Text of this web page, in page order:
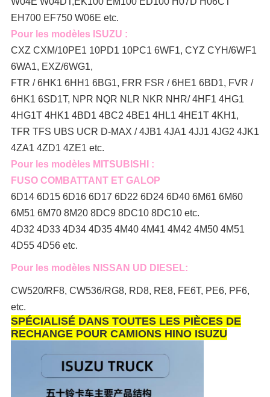
EH700 EF750 W06E etc.
Pour les modèles ISUZU :
CXZ CXM/10PE1 10PD1 10PC1 6WF1, CYZ CYH/6WF1
6WA1, EXZ/6WG1,
FTR / 6HK1 6HH1 6BG1, FRR FSR / 6HE1 6BD1, FVR /
6HK1 6SD1T, NPR NQR NLR NKR NHR/ 4HF1 4HG1
4HG1T 4HK1 4BD1 4BC2 4BE1 4HL1 4HE1T 4KH1,
TFR TFS UBS UCR D-MAX / 4JB1 4JA1 4JJ1 4JG2 4JK1
4ZA1 4ZD1 4ZE1 etc.
Pour les modèles MITSUBISHI :
FUSO COMBATTANT ET GALOP
6D14 6D15 6D16 6D17 6D22 6D24 6D40 6M61 6M60
6M51 6M70 8M20 8DC9 8DC10 8DC10 etc.
4D32 4D33 4D34 4D35 4M40 4M41 4M42 4M50 4M51
4D55 4D56 etc.
Pour les modèles NISSAN UD DIESEL:
CW520/RF8, CW536/RG8, RD8, RE8, FE6T, PE6, PF6,
etc.
SPÉCIALISÉ DANS TOUTES LES PIÈCES DE
RECHANGE POUR CAMIONS HINO ISUZU